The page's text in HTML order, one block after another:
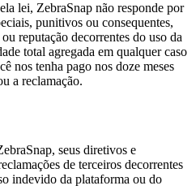
lei, ZebraSnap não responde por
punitivos ou consequentes,
reputação decorrentes do uso da
total agregada em qualquer caso
nos tenha pago nos doze meses
a reclamação.
seus diretivos e
de terceiros decorrentes
indevido da plataforma ou do